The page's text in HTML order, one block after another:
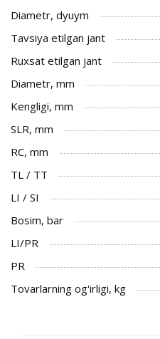
Diametr, dyuym
Tavsiya etilgan jant
Ruxsat etilgan jant
Diametr, mm
Kengligi, mm
SLR, mm
RC, mm
TL / TT
LI / SI
Bosim, bar
LI/PR
PR
Tovarlarning og'irligi, kg